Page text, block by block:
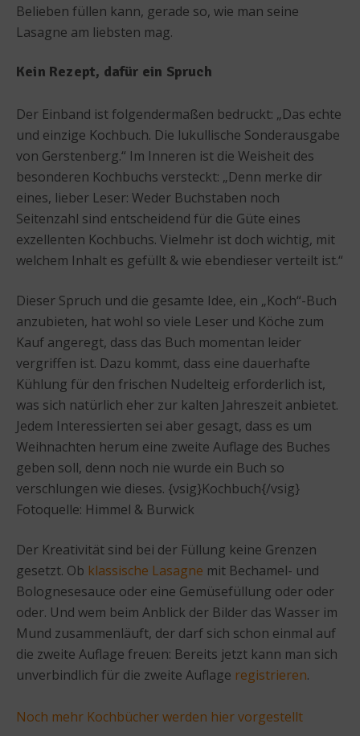
Belieben füllen kann, gerade so, wie man seine
Lasagne am liebsten mag.
Kein Rezept, dafür ein Spruch
Der Einband ist folgendermaßen bedruckt: „Das echte
und einzige Kochbuch. Die lukullische Sonderausgabe
von Gerstenberg.“ Im Inneren ist die Weisheit des
besonderen Kochbuchs versteckt: „Denn merke dir
eines, lieber Leser: Weder Buchstaben noch
Seitenzahl sind entscheidend für die Güte eines
exzellenten Kochbuchs. Vielmehr ist doch wichtig, mit
welchem Inhalt es gefüllt & wie ebendieser verteilt ist.“
Dieser Spruch und die gesamte Idee, ein „Koch“-Buch
anzubieten, hat wohl so viele Leser und Köche zum
Kauf angeregt, dass das Buch momentan leider
vergriffen ist. Dazu kommt, dass eine dauerhafte
Kühlung für den frischen Nudelteig erforderlich ist,
was sich natürlich eher zur kalten Jahreszeit anbietet.
Jedem Interessierten sei aber gesagt, dass es um
Weihnachten herum eine zweite Auflage des Buches
geben soll, denn noch nie wurde ein Buch so
verschlungen wie dieses. {vsig}Kochbuch{/vsig}
Fotoquelle: Himmel & Burwick
Der Kreativität sind bei der Füllung keine Grenzen
gesetzt. Ob klassische Lasagne mit Bechamel- und
Bolognesesauce oder eine Gemüsefüllung oder oder
oder. Und wem beim Anblick der Bilder das Wasser im
Mund zusammenläuft, der darf sich schon einmal auf
die zweite Auflage freuen: Bereits jetzt kann man sich
unverbindlich für die zweite Auflage registrieren.
Noch mehr Kochbücher werden hier vorgestellt